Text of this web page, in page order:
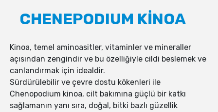
CHENEPODIUM KİNOA
Kinoa, temel aminoasitler, vitaminler ve mineraller
açısından zengindir ve bu özelliğiyle cildi beslemek ve
canlandırmak için idealdir.
Sürdürülebilir ve çevre dostu kökenleri ile
Chenopodium kinoa, cilt bakımına güçlü bir katkı
sağlamanın yanı sıra, doğal, bitki bazlı güzellik